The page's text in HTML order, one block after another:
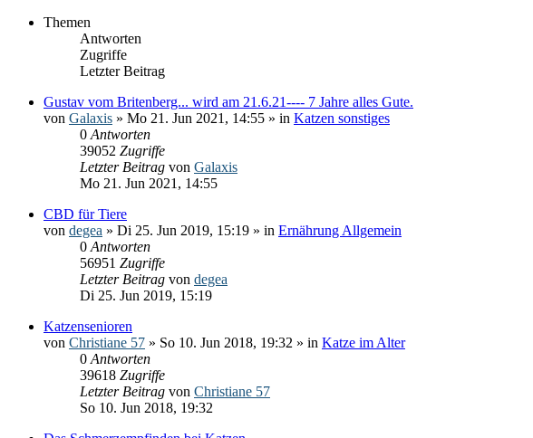
Themen
Antworten
Zugriffe
Letzter Beitrag
Gustav vom Britenberg... wird am 21.6.21---- 7 Jahre alles Gute.
von Galaxis » Mo 21. Jun 2021, 14:55 » in Katzen sonstiges
0 Antworten
39052 Zugriffe
Letzter Beitrag von Galaxis
Mo 21. Jun 2021, 14:55
CBD für Tiere
von degea » Di 25. Jun 2019, 15:19 » in Ernährung Allgemein
0 Antworten
56951 Zugriffe
Letzter Beitrag von degea
Di 25. Jun 2019, 15:19
Katzensenioren
von Christiane 57 » So 10. Jun 2018, 19:32 » in Katze im Alter
0 Antworten
39618 Zugriffe
Letzter Beitrag von Christiane 57
So 10. Jun 2018, 19:32